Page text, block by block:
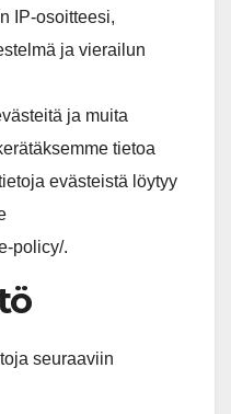
IP-osoitteesi,
ja vierailun
ja muita
tietoa
evästeistä löytyy
policy/.
seuraaviin